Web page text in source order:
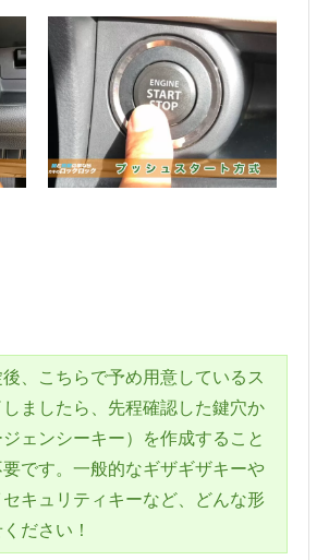
、こちらで予め用意しているス
ましたら、先程確認した鍵穴か
ェンシーキー）を作成すること
です。一般的なギザギザキーや
キュリティキーなど、どんな形
ださい！